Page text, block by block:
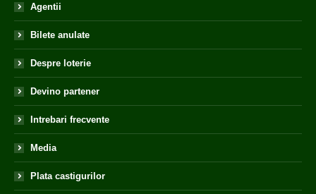
Agentii
Bilete anulate
Despre loterie
Devino partener
Intrebari frecvente
Media
Plata castigurilor